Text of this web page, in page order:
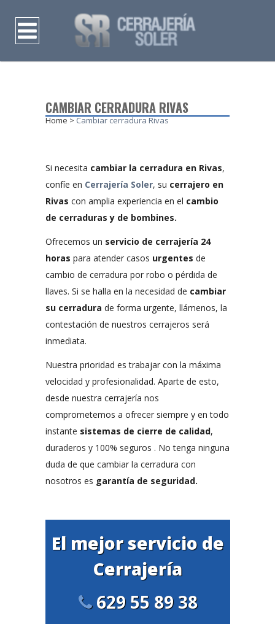
CAMBIAR CERRADURA RIVAS
Home>Cambiar cerradura Rivas
Si necesita cambiar la cerradura en Rivas,
confíe en Cerrajería Soler, su cerrajero en
Rivas con amplia experiencia en el cambio
de cerraduras y de bombines.
Ofrecemos un servicio de cerrajería 24
horas para atender casos urgentes de
cambio de cerradura por robo o pérdida de
llaves. Si se halla en la necesidad de cambiar
su cerradura de forma urgente, llámenos, la
contestación de nuestros cerrajeros será
inmediata.
Nuestra prioridad es trabajar con la máxima
velocidad y profesionalidad. Aparte de esto,
desde nuestra cerrajería nos
comprometemos a ofrecer siempre y en todo
instante sistemas de cierre de calidad,
duraderos y 100% seguros . No tenga ninguna
duda de que cambiar la cerradura con
nosotros es garantía de seguridad.
El mejor servicio de
Cerrajería
629 55 89 38